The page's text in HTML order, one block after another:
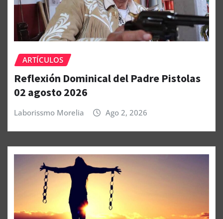
ARTÍCULOS
Reflexión Dominical del Padre Pistolas
02 agosto 2026
Laborissmo Morelia Ago 2, 2026